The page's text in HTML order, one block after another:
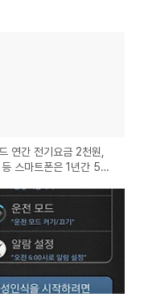
연간 전기요금 2천원,
스마트폰은 1년간 5백